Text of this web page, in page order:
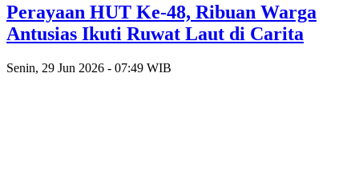
Perayaan HUT Ke-48, Ribuan Warga
Antusias Ikuti Ruwat Laut di Carita
Senin, 29 Jun 2026 - 07:49 WIB